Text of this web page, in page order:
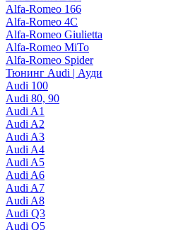
Alfa-Romeo 166
Alfa-Romeo 4C
Alfa-Romeo Giulietta
Alfa-Romeo MiTo
Alfa-Romeo Spider
Тюнинг Audi | Ауди
Audi 100
Audi 80, 90
Audi A1
Audi A2
Audi A3
Audi A4
Audi A5
Audi A6
Audi A7
Audi A8
Audi Q3
Audi Q5